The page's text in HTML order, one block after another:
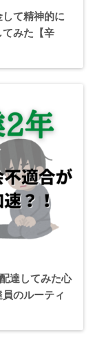
て精神的に
みた【辛
達してみた心
のルーティ